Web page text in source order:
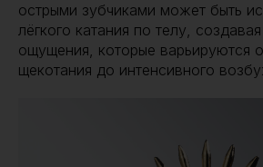
острыми зубчиками может быть
лёгкого катания по телу,
ощущения, которые варьируются
щекотания до интенсивного